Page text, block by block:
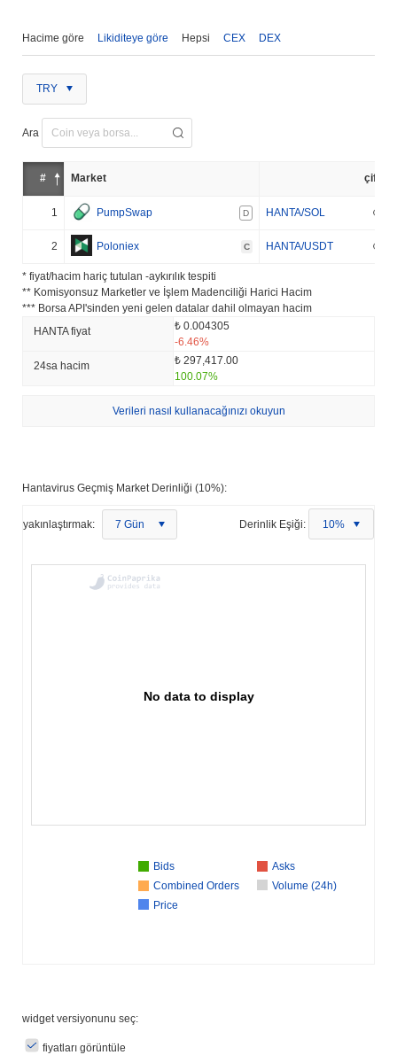
Hacime göre Likiditeye göre Hepsi CEX DEX
TRY
Ara
# Market çift
1 PumpSwap D HANTA/SOL
2 Poloniex C HANTA/USDT
* fiyat/hacim hariç tutulan -aykırılık tespiti
** Komisyonsuz Marketler ve İşlem Madenciliği Harici Hacim
*** Borsa API'sinden yeni gelen datalar dahil olmayan hacim
HANTA fiyat
₺ 0.004305
-6.46%
24sa hacim
₺ 297,417.00
100.07%
Verileri nasıl kullanacağınızı okuyun
Hantavirus Geçmiş Market Derinliği (10%):
yakınlaştırmak: 7 Gün Derinlik Eşiği: 10%
No data to display
Bids
Asks
Combined Orders
Volume (24h)
Price
widget versiyonunu seç:
fiyatları görüntüle